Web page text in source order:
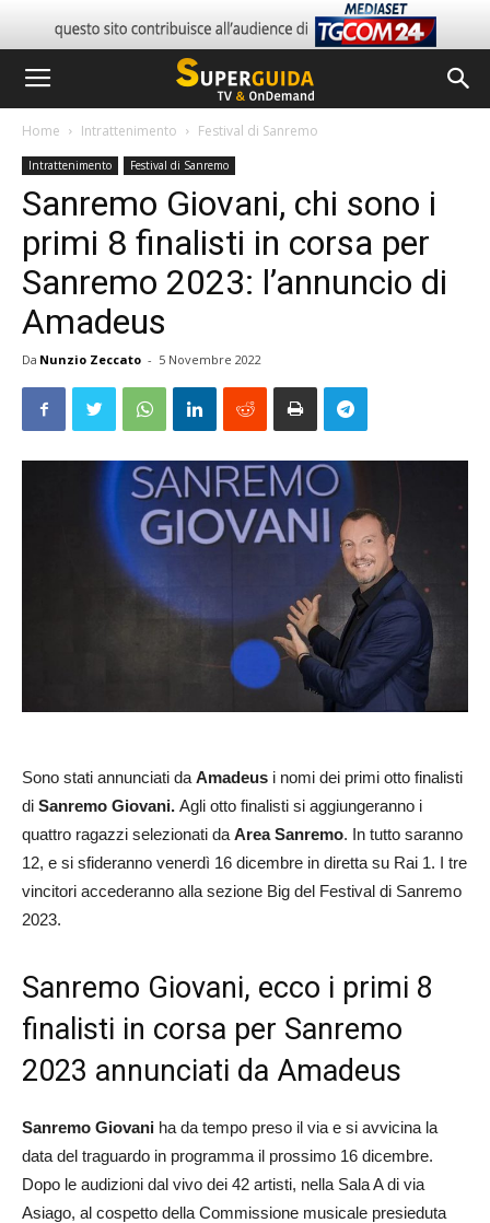
Home Intrattenimento Festival di Sanremo
Intrattenimento Festival di Sanremo
Sanremo Giovani, chi sono i
primi 8 finalisti in corsa per
Sanremo 2023: l’annuncio di
Amadeus
Da Nunzio Zeccato - 5 Novembre 2022
Sono stati annunciati da Amadeus i nomi dei primi otto finalisti
di Sanremo Giovani. Agli otto finalisti si aggiungeranno i
quattro ragazzi selezionati da Area Sanremo. In tutto saranno
12, e si sfideranno venerdì 16 dicembre in diretta su Rai 1. I tre
vincitori accederanno alla sezione Big del Festival di Sanremo
2023.
Sanremo Giovani, ecco i primi 8
finalisti in corsa per Sanremo
2023 annunciati da Amadeus
Sanremo Giovani ha da tempo preso il via e si avvicina la
data del traguardo in programma il prossimo 16 dicembre.
Dopo le audizioni dal vivo dei 42 artisti, nella Sala A di via
Asiago, al cospetto della Commissione musicale presieduta